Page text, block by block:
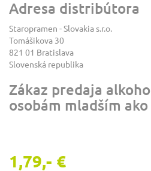
Adresa distribútora
Staropramen - Slovakia s.r.o.
Tomášikova 30
821 01 Bratislava
Slovenská republika
Zákaz predaja
osobám mladším
1,79,- €